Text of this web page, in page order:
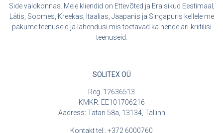
Side valdkonnas. Meie kliendid on Ettevõted ja Eraisikud Eestimaal,
Lätis, Soomes, Kreekas, Itaalias, Jaapanis ja Singapuris kellele me
pakume teenuseid ja lahendusi mis toetavad ka nende äri-kriitilisi
teenuseid.
SOLITEX OÜ
Reg. 12636513
KMKR: EE101706216
Aadress: Tatari 58a, 13134, Tallinn
Kontakt tel.: +372 6000760